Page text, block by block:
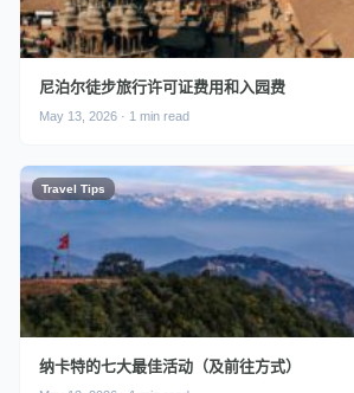
尼泊尔徒步旅行许可证费用和入园费
May 13, 2026 · 1 min read
Travel Tips
纳卡特的七大最佳活动（及前往方式）